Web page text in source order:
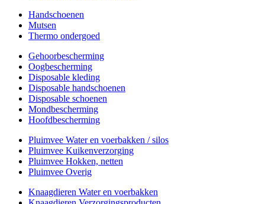
Handschoenen
Mutsen
Thermo ondergoed
Gehoorbescherming
Oogbescherming
Disposable kleding
Disposable handschoenen
Disposable schoenen
Mondbescherming
Hoofdbescherming
Pluimvee Water en voerbakken / silos
Pluimvee Kuikenverzorging
Pluimvee Hokken, netten
Pluimvee Overig
Knaagdieren Water en voerbakken